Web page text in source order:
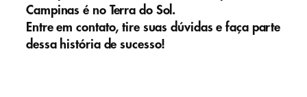
Campinas é no Terra do Sol.
Entre em contato, tire suas dúvidas e faça parte
dessa história de sucesso!